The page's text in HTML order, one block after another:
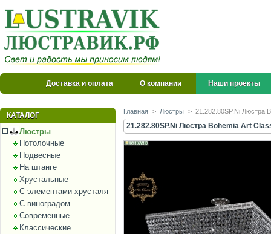
Доставка и оплата О компании Наши проекты
КАТАЛОГ
Люстры
Потолочные
Подвесные
На штанге
Хрустальные
С элементами хрусталя
С виноградом
Современные
Классические
Главная > Люстры > 21.282.80SP.Ni Люстра
21.282.80SP.Ni Люстра Bohemia Art